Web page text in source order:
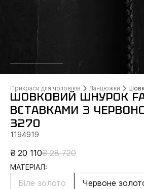
Прикраси для чоловіків Ланцюжки
ШОВКОВИЙ ШНУРОК
ВСТАВКАМИ З
3270
1194919
₴ 20 110₴ 28 720
МАТЕРІАЛ:
Біле золото Червоне